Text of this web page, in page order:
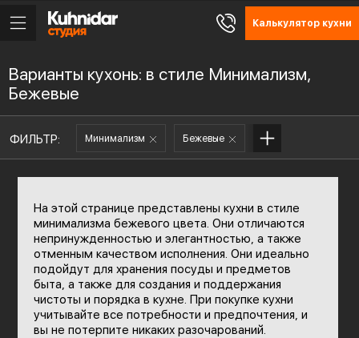
Калькулятор кухни
Варианты кухонь: в стиле Минимализм,
Бежевые
ФИЛЬТР: Минимализм Бежевые
На этой странице представлены кухни в стиле
минимализма бежевого цвета. Они отличаются
непринужденностью и элегантностью, а также
отменным качеством исполнения. Они идеально
подойдут для хранения посуды и предметов
быта, а также для создания и поддержания
чистоты и порядка в кухне. При покупке кухни
учитывайте все потребности и предпочтения, и
вы не потерпите никаких разочарований.